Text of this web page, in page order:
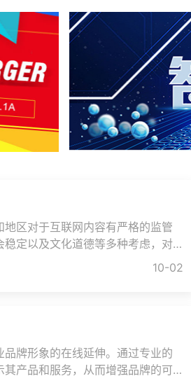
区对于互联网内容有严格的监管
定以及文化道德等多种考虑，对
10-02
牌形象的在线延伸。通过专业的
产品和服务，从而增强品牌的可